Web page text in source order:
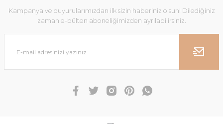
Kampanya ve duyurularımızdan ilk sizin haberiniz olsun! Dilediğiniz
zaman e-bülten aboneliğimizden ayrılabilirsiniz.